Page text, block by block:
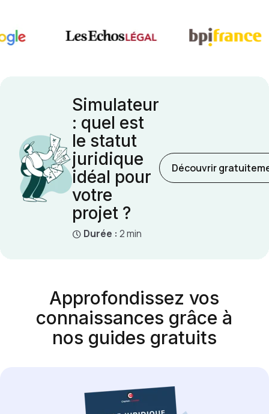
Simulateur
: quel est
le statut
juridique
idéal pour
votre
projet ?
Durée : 2 min
Découvrir
Approfondissez vos
connaissances grâce à
nos guides gratuits